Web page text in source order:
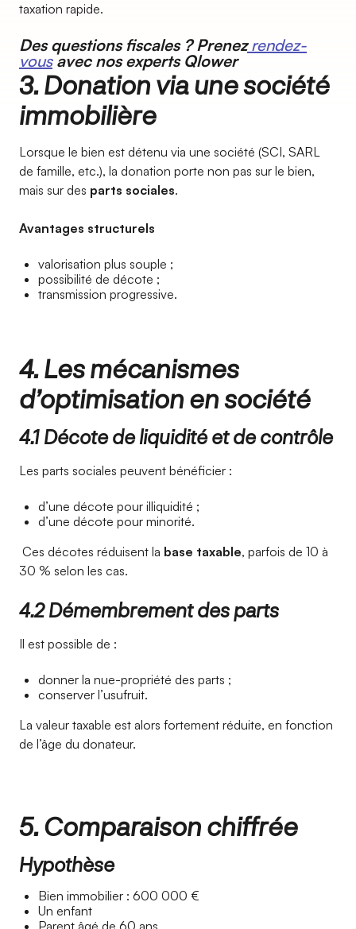
taxation rapide.
Des questions fiscales ? Prenezrendez-
vousavec nos experts Qlower
3. Donation via une société
immobilière
Lorsque le bien est détenu via une société (SCI, SARL
de famille, etc.), la donation porte non pas sur le bien,
mais sur des parts sociales.
Avantages structurels
valorisation plus souple ;
possibilité de décote ;
transmission progressive.
4. Les mécanismes
d’optimisation en société
4.1 Décote de liquidité et de contrôle
Les parts sociales peuvent bénéficier :
d’une décote pour illiquidité ;
d’une décote pour minorité.
Ces décotes réduisent la base taxable, parfois de 10 à
30 % selon les cas.
4.2 Démembrement des parts
Il est possible de :
donner la nue-propriété des parts ;
conserver l’usufruit.
La valeur taxable est alors fortement réduite, en fonction
de l’âge du donateur.
5. Comparaison chiffrée
Hypothèse
Bien immobilier : 600 000 €
Un enfant
Parent âgé de 60 ans